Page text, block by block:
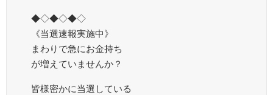
◆◇◆◇◆◇
《当選速報実施中》
まわりで急にお金持ち
が増えていませんか？
皆様密かに当選している